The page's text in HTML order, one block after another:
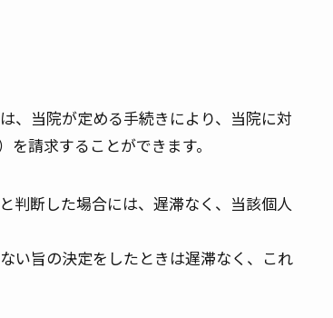
、当院が定める手続きにより、当院に対
請求することができます。
判断した場合には、遅滞なく、当該個人
い旨の決定をしたときは遅滞なく、これ